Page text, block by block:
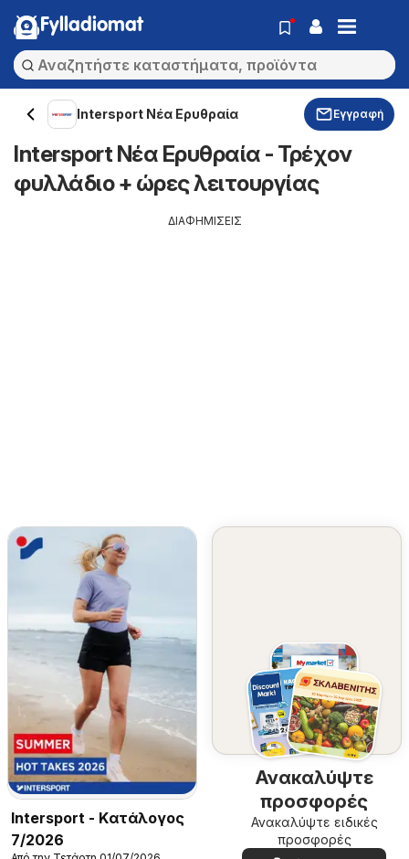
Fylladiomat
Intersport Νέα Ερυθραία Εγγραφή
Intersport Νέα Ερυθραία - Τρέχον
φυλλάδιο + ώρες λειτουργίας
ΔΙΑΦΗΜΙΣΕΙΣ
Intersport - Kατάλογος
7/2026
Ανακαλύψτε
προσφορές
Ανακαλύψτε ειδικές
προσφορές